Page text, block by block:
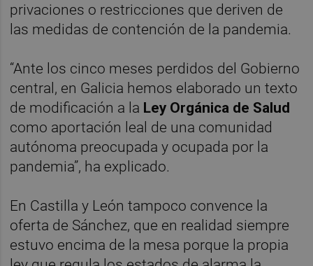
privaciones o restricciones que deriven de
las medidas de contención de la pandemia.
“Ante los cinco meses perdidos del Gobierno
central, en Galicia hemos elaborado un texto
de modificación a la Ley Orgánica de Salud
como aportación leal de una comunidad
autónoma preocupada y ocupada por la
pandemia”, ha explicado.
En Castilla y León tampoco convence la
oferta de Sánchez, que en realidad siempre
estuvo encima de la mesa porque la propia